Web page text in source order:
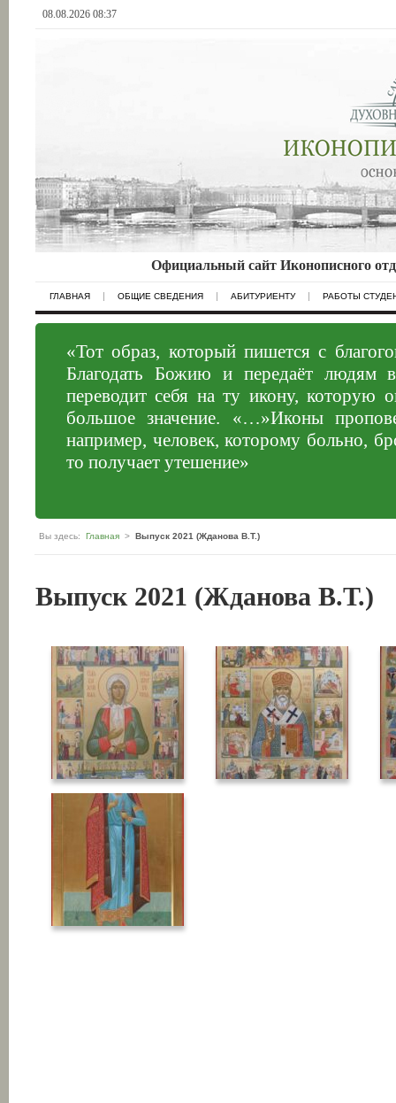
08.08.2026 08:37
Официальный сайт Иконописного
ГЛАВНАЯ ОБЩИЕ СВЕДЕНИЯ АБИТУРИЕНТУ РАБОТЫ
«Тот образ, который пишется с
Благодать Божию и передаёт людям
переводит себя на ту икону, которую
большое значение. «…»Иконы
например, человек, которому больно,
то получает утешение»
Вы здесь: Главная > Выпуск 2021 (Жданова В.Т.)
Выпуск 2021 (Жданова В.Т.)